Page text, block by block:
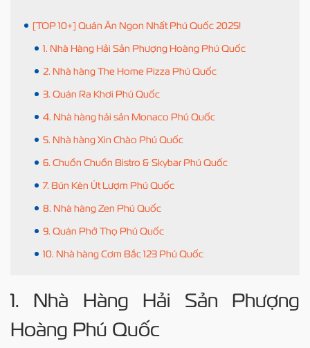
[TOP 10+] Quán Ăn Ngon Nhất Phú Quốc 2025!
1. Nhà Hàng Hải Sản Phượng Hoàng Phú Quốc
2. Nhà hàng The Home Pizza Phú Quốc
3. Quán Ra Khơi Phú Quốc
4. Nhà hàng hải sản Monaco Phú Quốc
5. Nhà hàng Xin Chào Phú Quốc
6. Chuồn Chuồn Bistro & Skybar Phú Quốc
7. Bún Kèn Út Lượm Phú Quốc
8. Nhà hàng Zen Phú Quốc
9. Quán Phở Thọ Phú Quốc
10. Nhà hàng Cơm Bắc 123 Phú Quốc
1. Nhà Hàng Hải Sản Phượng
Hoàng Phú Quốc